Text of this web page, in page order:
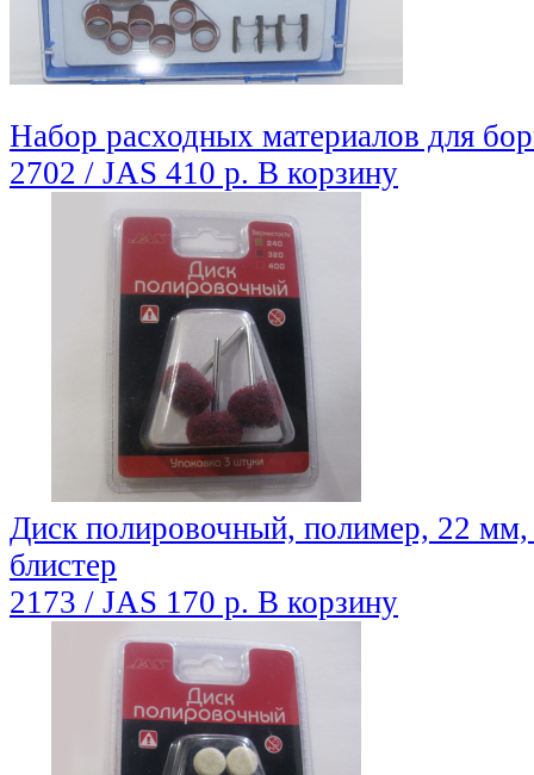
Набор расходных материалов для
2702 / JAS 410 р. В корзину
Диск полировочный, полимер, 22
блистер
2173 / JAS 170 р. В корзину